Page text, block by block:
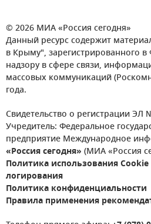
© 2026 МИА «Россия сегодня»
Данный ресурс содержит
в Крыму", зарегистрированного
надзору в сфере связи,
массовых коммуникаций
года.
Свидетельство о регистрации ЭЛ
Учредитель: Федеральное
предприятие Международное
«Россия сегодня» (МИА «Россия
Политика использования
логирования
Политика конфиденциальности
Правила применения